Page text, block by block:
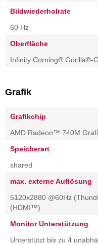
Bildwiederholrate
60 Hz
Oberfläche
Infinity Corning® Gorilla®-
Grafik
Grafikchip
AMD Radeon™ 740M
Speicherart
shared
max. externe Auflösung
5120x2880 @60Hz
(HDMI™)
Monitor Unterstützung
Unterstützt bis zu 4